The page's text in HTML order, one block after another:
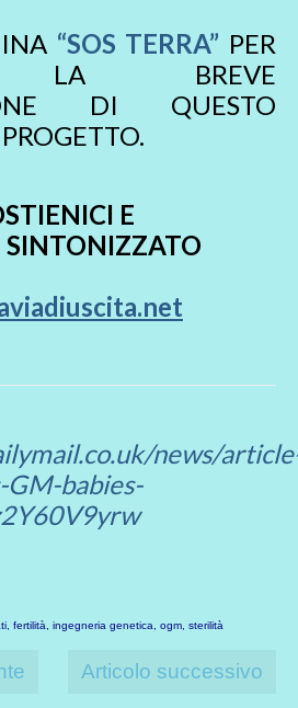
“SOS TERRA” PER
LA BREVE
DI QUESTO
E
news/
babies-
fertilità ingegneria genetica ogm sterilità
Articolo successivo